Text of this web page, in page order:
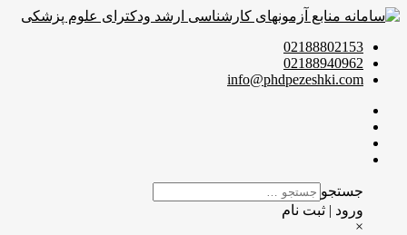
02188802153
02188940962
info@phdpezeshki.com
جستجو
ورود | ثبت نام
×